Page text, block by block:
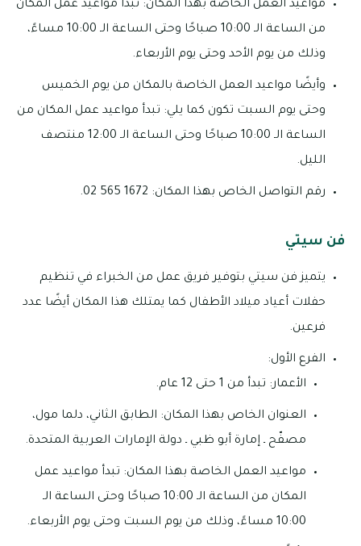
مواعيد العمل الخاصة بهذا المكان: تبدأ مواعيد عمل المكان
من الساعة الـ 10:00 صباحًا وحتى الساعة الـ 10:00 مساءً،
وذلك من يوم الأحد وحتى يوم الأربعاء.
وأيضًا مواعيد العمل الخاصة بالمكان من يوم الخميس
وحتى يوم السبت تكون كما يلي: تبدأ مواعيد عمل المكان من
الساعة الـ 10:00 صباحًا وحتى الساعة الـ 12:00 منتصف
الليل.
رقم التواصل الخاص بهذا المكان: 1672 565 02.
فن سيتي
يتميز فن سيتي بتوفير فريق عمل من الخبراء في تنظيم
حفلات أعياد ميلاد الأطفال كما يمتلك هذا المكان أيضًا عدد
فرعين.
الفرع الأول:
الأعمار: تبدأ من 1 حتى 12 عام.
العنوان الخاص بهذا المكان: الطابق الثاني، دلما مول،
مصفّح ـ إمارة أبو ظبي ـ دولة الإمارات العربية المتحدة.
مواعيد العمل الخاصة بهذا المكان: تبدأ مواعيد عمل
المكان من الساعة الـ 10:00 صباحًا وحتى الساعة الـ
10:00 مساءً، وذلك من يوم السبت وحتى يوم الأربعاء.